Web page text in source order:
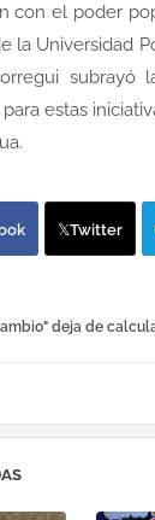
con el poder
la Universidad
estas
Twitter
deja de